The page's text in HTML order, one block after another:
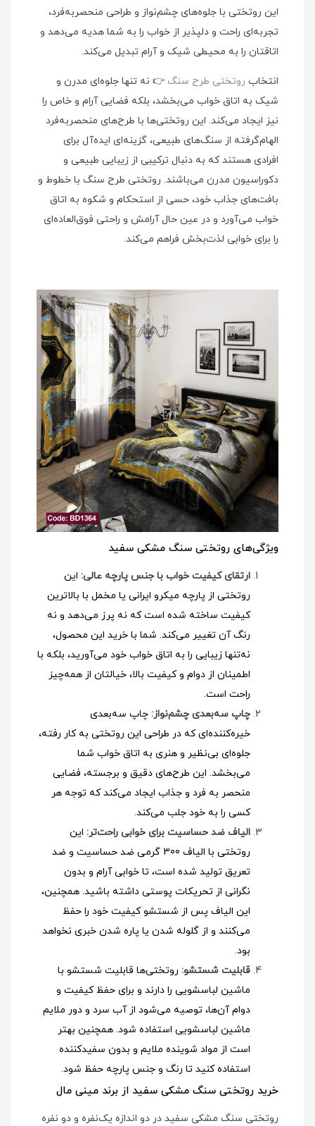
این روتختی با جلوه‌های چشم‌نواز و طراحی منحصربه‌فرد،
تجربه‌ای راحت و دلپذیر از خواب را به شما هدیه می‌دهد و
اتاقتان را به محیطی شیک و آرام تبدیل می‌کند.
انتخاب روتختی طرح سنگ 👉 نه تنها جلوه‌ای مدرن و
شیک به اتاق خواب می‌بخشد، بلکه فضایی آرام و خاص را
نیز ایجاد می‌کند. این روتختی‌ها با طرح‌های منحصربه‌فرد
الهام‌گرفته از سنگ‌های طبیعی، گزینه‌ای ایده‌آل برای
افرادی هستند که به دنبال ترکیبی از زیبایی طبیعی و
دکوراسیون مدرن می‌باشند. روتختی طرح سنگ با خطوط و
بافت‌های جذاب خود، حسی از استحکام و شکوه به اتاق
خواب می‌آورد و در عین حال آرامش و راحتی فوق‌العاده‌ای
را برای خوابی لذت‌بخش فراهم می‌کند.
ویژگی‌های روتختی سنگ مشکی سفید
ارتقای کیفیت خواب با جنس پارچه عالی: این
روتختی از پارچه میکرو ایرانی یا مخمل با بالاترین
کیفیت ساخته شده است که نه پرز می‌دهد و نه
رنگ آن تغییر می‌کند. شما با خرید این محصول،
نه‌تنها زیبایی را به اتاق خواب خود می‌آورید، بلکه با
اطمینان از دوام و کیفیت بالا، خیالتان از همه‌چیز
راحت است.
چاپ سه‌بعدی چشم‌نواز: چاپ سه‌بعدی
خیره‌کننده‌ای که در طراحی این روتختی به کار رفته،
جلوه‌ای بی‌نظیر و هنری به اتاق خواب شما
می‌بخشد. این طرح‌های دقیق و برجسته، فضایی
منحصر به فرد و جذاب ایجاد می‌کند که توجه هر
کسی را به خود جلب می‌کند.
الیاف ضد حساسیت برای خوابی راحت‌تر: این
روتختی با الیاف 300 گرمی ضد حساسیت و ضد
تعریق تولید شده است، تا خوابی آرام و بدون
نگرانی از تحریکات پوستی داشته باشید. همچنین،
این الیاف پس از شستشو کیفیت خود را حفظ
می‌کنند و از گلوله شدن یا پاره شدن خبری نخواهد
بود.
قابلیت شستشو: روتختی‌ها قابلیت شستشو با
ماشین لباسشویی را دارند و برای حفظ کیفیت و
دوام آن‌ها، توصیه می‌شود از آب سرد و دور ملایم
ماشین لباسشویی استفاده شود. همچنین بهتر
است از مواد شوینده ملایم و بدون سفیدکننده
استفاده کنید تا رنگ و جنس پارچه حفظ شود.
خرید روتختی سنگ مشکی سفید از برند مینی مال
روتختی سنگ مشکی سفید در دو اندازه یک‌نفره و دو نفره